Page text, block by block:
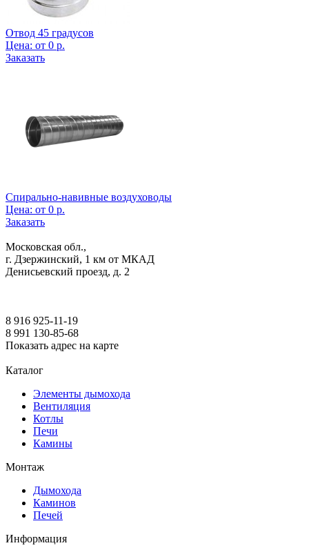
Отвод 45 градусов
Цена: от 0 р.
Заказать
Спирально-навивные воздуховоды
Цена: от 0 р.
Заказать
Московская обл.,
г. Дзержинский, 1 км от МКАД
Денисьевский проезд, д. 2
8 916 925-11-19
8 991 130-85-68
Показать адрес на карте
Каталог
Элементы дымохода
Вентиляция
Котлы
Печи
Камины
Монтаж
Дымохода
Каминов
Печей
Информация